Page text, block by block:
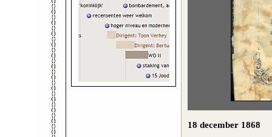
18 december 1868